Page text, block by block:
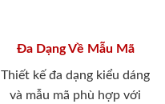
Đa Dạng Về Mẫu Mã
Thiết kế đa dạng kiểu dáng
và mẫu mã phù hợp với